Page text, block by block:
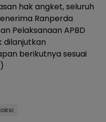
hak angket, seluruh
Ranperda
Pelaksanaan APBD
dilanjutkan
berikutnya sesuai